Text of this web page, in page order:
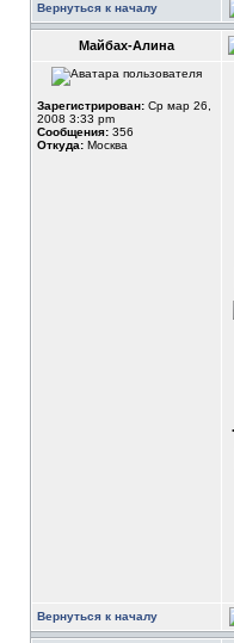
Вернуться к началу
Майбах-Алина
Зарегистрирован: Ср мар 26,
2008 3:33 pm
Сообщения: 356
Откуда: Москва
Вернуться к началу